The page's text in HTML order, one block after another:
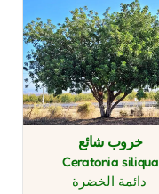
خروب شائع
Ceratonia siliqua
دائمة الخضرة